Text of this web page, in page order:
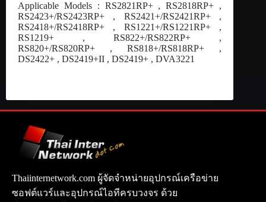
Applicable Models : RS2821RP+ , RS2818RP+ ,
RS2423+/RS2423RP+ , RS2421+/RS2421RP+ ,
RS2418+/RS2418RP+ , RS1221+/RS1221RP+ ,
RS1219+ , RS822+/RS822RP+ ,
RS820+/RS820RP+ , RS818+/RS818RP+ ,
DS2422+ , DS2419+II , DS2419+ , DVA3221
Thaiinternetwork.com ผู้จัดจำหน่ายอุปกรณ์เครือข่าย
ซอฟต์แวร์และอุปกรณ์ไอทีครบวงจร ด้วย